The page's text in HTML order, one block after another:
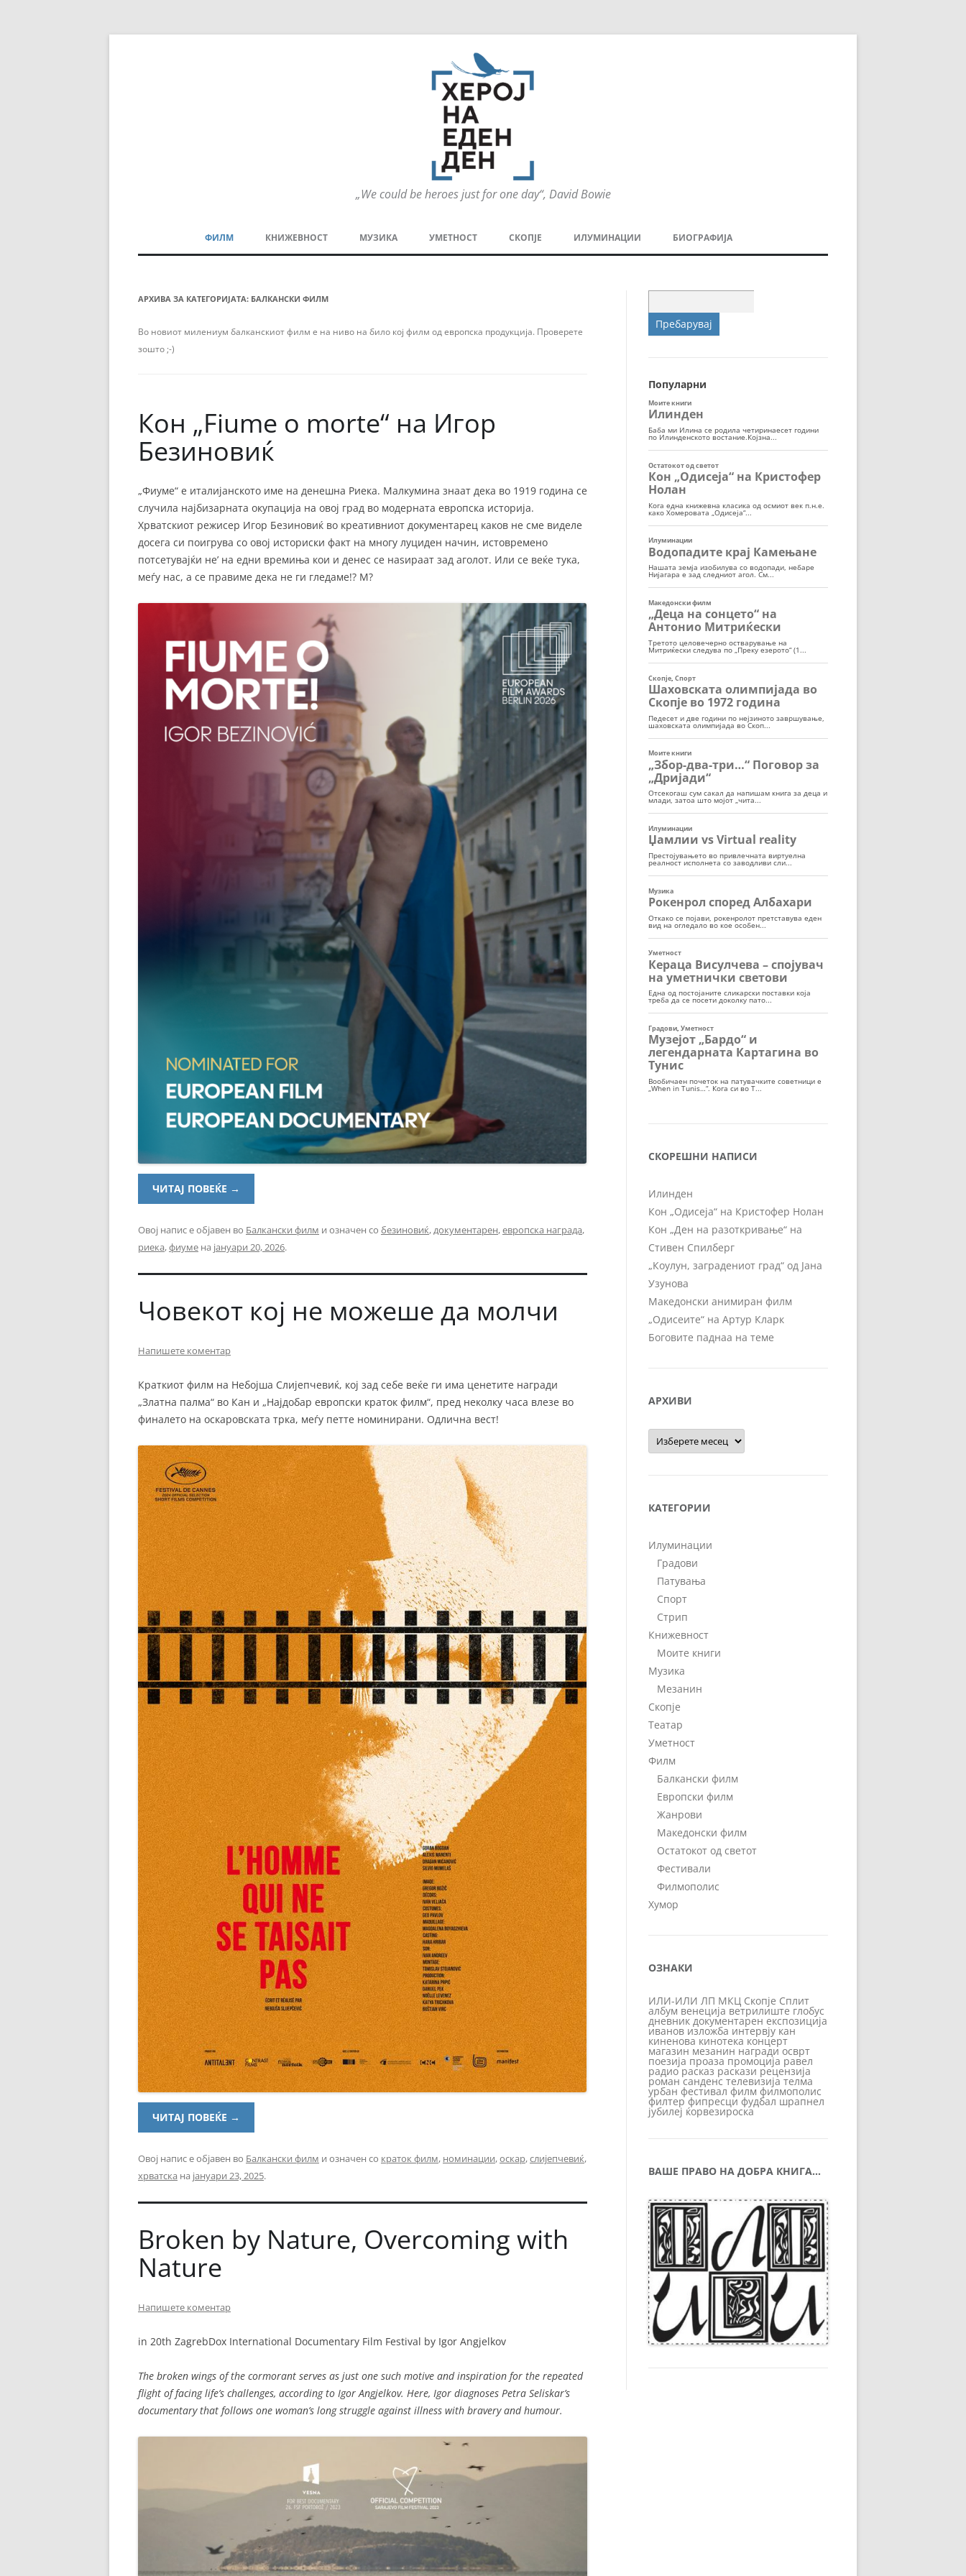
„We could be heroes just for one day“, David Bowie
содржината
ФИЛМ
БАЛКАНСКИ ФИЛМ
ЕВРОПСКИ ФИЛМ
ФИЛМОПОЛИС
КНИЖЕВНОСТ МУЗИКА УМЕТНОСТ СКОПЈЕ ИЛУМИНАЦИИ
СПОРТ
БИОГРАФИЈА
АРХИВА ЗА КАТЕГОРИЈАТА: БАЛКАНСКИ ФИЛМ
Во новиот милениум балканскиот филм е на ниво на било кој филм од европска продукција. Проверете
зошто ;-)
Кон „Fiume o morte“ на Игор
Безиновиќ
„Фиуме“ е италијанското име на денешна Риека. Малкумина знаат дека во 1919 година се
случила најбизарната окупација на овој град во модерната европска историја.
Хрватскиот режисер Игор Безиновиќ во креативниот документарец каков не сме виделе
досега си поигрува со овој историски факт на многу луциден начин, истовремено
потсетувајќи не’ на едни времиња кои и денес се наѕираат зад аголот. Или се веќе тука,
меѓу нас, а се правиме дека не ги гледаме!? М?
ЧИТАЈ ПОВЕЌЕ →
Овој напис е објавен во Балкански филм и означен со безиновиќ,документарен,европска награда,
риека,фиуме на јануари 20, 2026.
Човекот кој не можеше да молчи
Напишете коментар
Краткиот филм на Небојша Слијепчевиќ, кој зад себе веќе ги има ценетите награди
„Златна палма“ во Кан и „Најдобар европски краток филм“, пред неколку часа влезе во
финалето на оскаровската трка, меѓу петте номинирани. Одлична вест!
ЧИТАЈ ПОВЕЌЕ →
Овој напис е објавен во Балкански филм и означен со краток филм, номинации,оскар,слијепчевиќ,
хрватска на јануари 23, 2025.
Broken by Nature, Overcoming with
Nature
Напишете коментар
in 20th ZagrebDox International Documentary Film Festival by Igor Angjelkov
The broken wings of the cormorant serves as just one such motive and inspiration for the repeated
flight of facing life’s challenges, according to Igor Angjelkov. Here, Igor diagnoses Petra Seliskar’s
documentary that follows one woman’s long struggle against illness with bravery and humour.
за:
Популарни
СКОРЕШНИ НАПИСИ
Илинден
Кон „Одисеја“ на Кристофер Нолан
Кон „Ден на разоткривање“ на
Стивен Спилберг
„Коулун, заградениот град“ од Јана
Узунова
Македонски анимиран филм
„Одисеите“ на Артур Кларк
Боговите паднаа на теме
АРХИВИ
Архиви
КАТЕГОРИИ
Илуминации
Градови
Патувања
Спорт
Стрип
Книжевност
Моите книги
Музика
Мезанин
Скопје
Театар
Уметност
Филм
Балкански филм
Европски филм
Жанрови
Македонски филм
Остатокот од светот
Фестивали
Филмополис
Хумор
ОЗНАКИ
ИЛИ-ИЛИ ЛП МКЦ Скопје Сплит
албум венеција ветрилиште глобус
дневник документарен експозиција
иванов изложба интервју кан
киненова кинотека концерт
магазин мезанин награди осврт
поезија проаза промоција равел
радио расказ раскази рецензија
роман санденс телевизија телма
урбан фестивал филм филмополис
филтер фипресци фудбал шрапнел
јубилеј ќорвезироска
ВАШЕ ПРАВО НА ДОБРА КНИГА…